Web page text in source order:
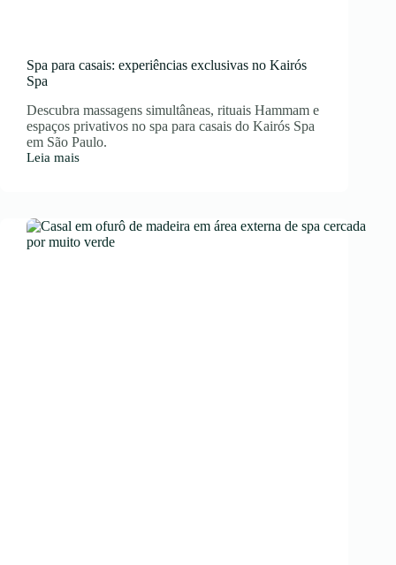
Spa para casais: experiências exclusivas no Kairós
Spa
Descubra massagens simultâneas, rituais Hammam e
espaços privativos no spa para casais do Kairós Spa
em São Paulo.
Leia mais
Spa
exclusivas
no
Kairós